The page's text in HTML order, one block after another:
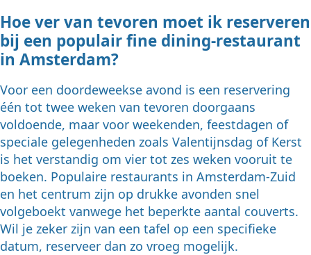
Hoe ver van tevoren moet ik reserveren
bij een populair fine dining-restaurant
in Amsterdam?
Voor een doordeweekse avond is een reservering
één tot twee weken van tevoren doorgaans
voldoende, maar voor weekenden, feestdagen of
speciale gelegenheden zoals Valentijnsdag of Kerst
is het verstandig om vier tot zes weken vooruit te
boeken. Populaire restaurants in Amsterdam-Zuid
en het centrum zijn op drukke avonden snel
volgeboekt vanwege het beperkte aantal couverts.
Wil je zeker zijn van een tafel op een specifieke
datum, reserveer dan zo vroeg mogelijk.